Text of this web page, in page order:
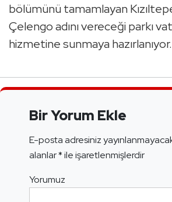
bölümünü tamamlayan
Çelengo adını vereceği parkı
hizmetine sunmaya hazırlanıyor.
Bir Yorum Ekle
E-posta adresiniz
alanlar*ile işaretlenmişlerdir
Yorumuz